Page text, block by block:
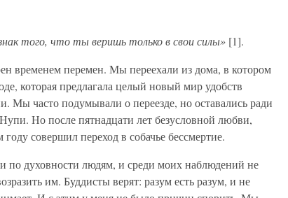
того, что ты веришь только в свои силы» [1].
временем перемен. Мы переехали из дома, в котором
которая предлагала целый новый мир удобств
Мы часто подумывали о переезде, но оставались ради
Но после пятнадцати лет безусловной любви,
совершил переход в собачье бессмертие.
по духовности людям, и среди моих наблюдений не
им. Буддисты верят: разум есть разум, и не